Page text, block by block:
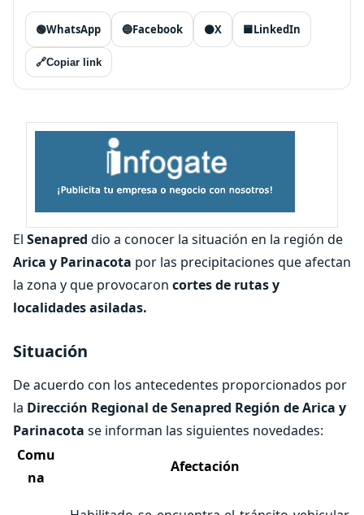
🟢WhatsApp 🔵Facebook ⚫X 🟦LinkedIn
🔗Copiar link
El Senapred dio a conocer la situación en la región de
Arica y Parinacota por las precipitaciones que afectan
la zona y que provocaron cortes de rutas y
localidades asiladas.
Situación
De acuerdo con los antecedentes proporcionados por
la Dirección Regional de Senapred Región de Arica y
Parinacota se informan las siguientes novedades:
Comu
na
Afectación